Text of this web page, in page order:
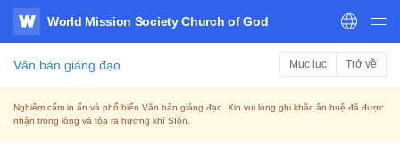
WATV
World Mission Society Church of God
Văn bản giảng đạo Mục lục Trở về
Nghiêm cấm in ấn và phổ biến Văn bản giảng đạo. Xin vui lòng ghi khắc ân huệ đã được
nhận trong lòng và tỏa ra hương khí SIôn.